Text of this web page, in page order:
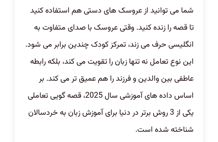
شما می توانید از عروسک های دستی هم استفاده کنید
تا قصه را زنده کنید. وقتی عروسک با صدای متفاوت به
انگلیسی حرف می زند، تمرکز کودک چندین برابر می شود.
این نوع تعامل نه تنها زبان را تقویت می کند، بلکه رابطه
عاطفی بین والدین و فرزند را هم عمیق تر می کند. بر
اساس داده های آموزشی سال 2025، قصه گویی تعاملی
یکی از 3 روش برتر در دنیا برای آموزش زبان به خردسالان
شناخته شده است.